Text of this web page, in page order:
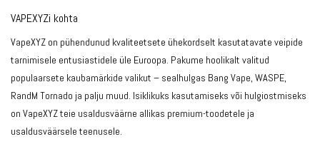
VAPEXYZi kohta
VapeXYZ on pühendunud kvaliteetsete ühekordselt kasutatavate veipide
tarnimisele entusiastidele üle Euroopa. Pakume hoolikalt valitud
populaarsete kaubamärkide valikut – sealhulgas Bang Vape, WASPE,
RandM Tornado ja palju muud. Isiklikuks kasutamiseks või hulgiostmiseks
on VapeXYZ teie usaldusväärne allikas premium-toodetele ja
usaldusväärsele teenusele.